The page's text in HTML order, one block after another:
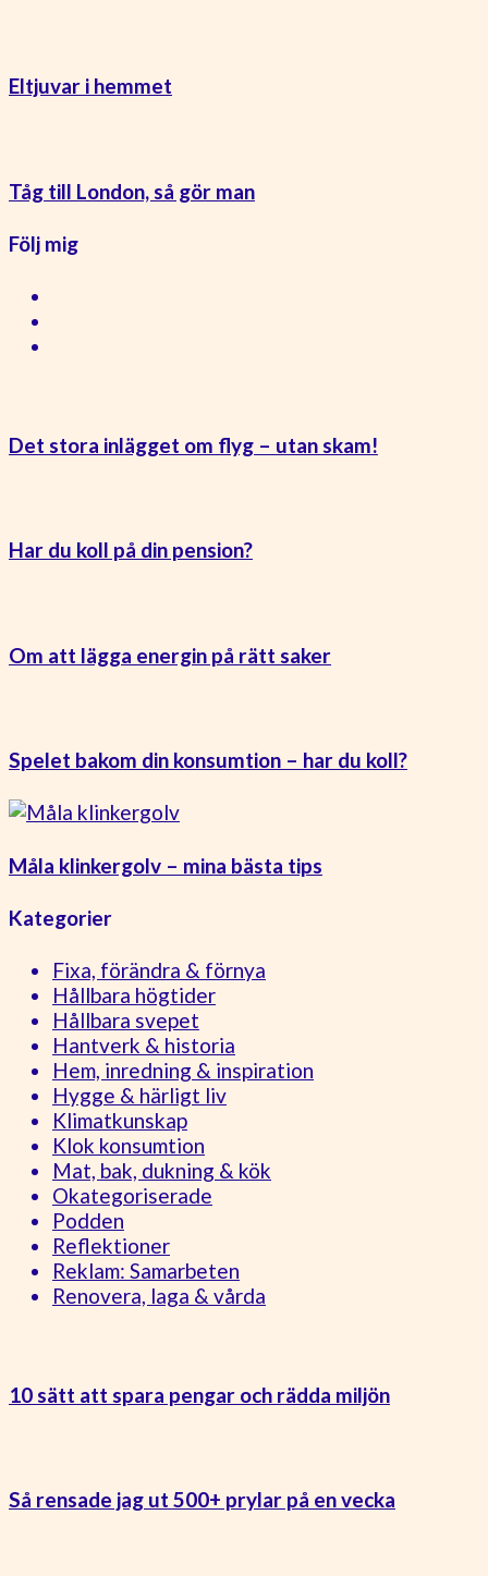
Eltjuvar i hemmet
Tåg till London, så gör man
Följ mig
Det stora inlägget om flyg – utan skam!
Har du koll på din pension?
Om att lägga energin på rätt saker
Spelet bakom din konsumtion – har du koll?
Måla klinkergolv – mina bästa tips
Kategorier
Fixa, förändra & förnya
Hållbara högtider
Hållbara svepet
Hantverk & historia
Hem, inredning & inspiration
Hygge & härligt liv
Klimatkunskap
Klok konsumtion
Mat, bak, dukning & kök
Okategoriserade
Podden
Reflektioner
Reklam: Samarbeten
Renovera, laga & vårda
10 sätt att spara pengar och rädda miljön
Så rensade jag ut 500+ prylar på en vecka